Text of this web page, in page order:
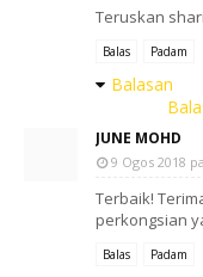
Teruskan
Balas Padam
Balasan
JUNE MOHD
9 Ogos 2018
Terbaik!
perkongsian
Balas Padam